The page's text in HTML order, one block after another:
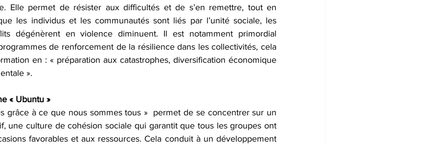
Elle permet de résister aux difficultés et de s’en remettre, tout en
les individus et les communautés sont liés par l’unité sociale, les
dégénèrent en violence diminuent. Il est notamment primordial
de renforcement de la résilience dans les collectivités, cela
en : « préparation aux catastrophes, diversification économique
».
« Ubuntu »
grâce à ce que nous sommes tous »  permet de se concentrer sur un
une culture de cohésion sociale qui garantit que tous les groupes ont
favorables et aux ressources. Cela conduit à un développement